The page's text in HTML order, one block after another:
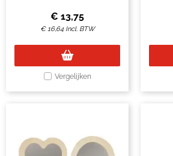
€ 13,75
€16,64 Incl. BTW
Vergelijken